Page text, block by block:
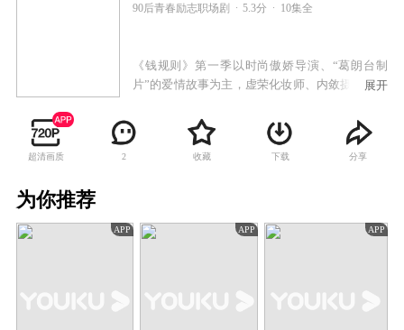
90后青春励志职场剧 5.3分 10集全
《钱规则》第一季以时尚傲娇导演、“葛朗台制
片”的爱情故事为主，虚荣化妆师、内敛摄像师的
重增强故事的娱乐性和可看性。人物的身份设定
围绕影视圈中的导演、制片、编剧、摄像和服化
展开，深入浅出的揭秘影视圈的生存法则，满足
展开
超清画质 2 收藏 下载 分享
为你推荐
APP APP APP